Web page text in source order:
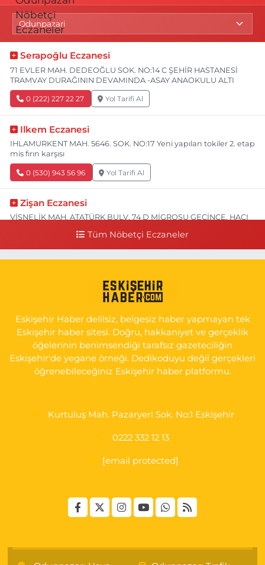
Serapoğlu Eczanesi
71 EVLER MAH. DEDEOĞLU SOK. NO:14 C ŞEHİR HASTANESİ
TRAMVAY DURAĞININ DEVAMINDA -ASAY ANAOKULU ALTI
0 (222) 227 22 27 Yol Tarifi Al
Ilkem Eczanesi
IHLAMURKENT MAH. 5646. SOK. NO:17 Yeni yapılan tokiler 2. etap
mis fırın karşısı
0 (530) 943 56 96 Yol Tarifi Al
Zişan Eczanesi
VİŞNELİK MAH. ATATÜRK BULV. 74 D MİGROSU GEÇİNCE, HACI
KIRMIZITOPRAK MAH.ERCAN SOK. NO:14 C ESKİ HAVA
HASTANESİ POLİKLİNİK KAPISI KARŞISI
0 (222) 240 55 11 Yol Tarifi Al
Tüm Nöbetçi Eczaneler
Eskişehir Haber delilsiz, belgesiz haber yapmayan tek
Eskişehir haber sitesi. Doğru, hakkaniyet ve gerçeklik
öğelerinin benimsendiği tarafsız gazeteciliğin
Eskişehir'de yegane örneği. Dedikoduyu değil gerçekleri
öğrenebileceğiniz Eskişehir haber platformu.
Kurtuluş Mah. Pazaryeri Sok. No:1 Eskişehir
0222 332 12 13
[email protected]